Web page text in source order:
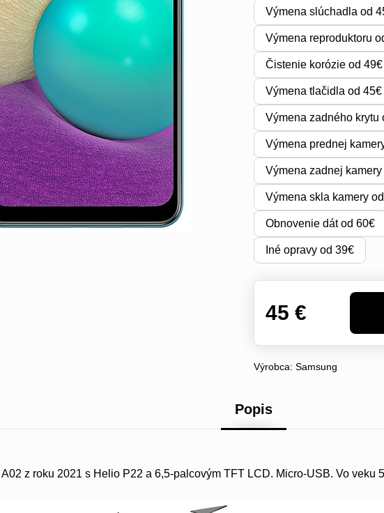
Výmena slúchadla od
Výmena reproduktoru
Čistenie korózie od 49€
Výmena tlačidla od 45€
Výmena zadného krytu
Výmena prednej
Výmena zadnej
Výmena skla kamery
Obnovenie dát od 60€
Iné opravy od 39€
45 €
Výrobca:Samsung
Popis
z roku 2021 s Helio P22 a 6,5-palcovým TFT LCD. Micro-USB. Vo veku